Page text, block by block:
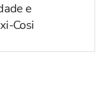
e
Cosi